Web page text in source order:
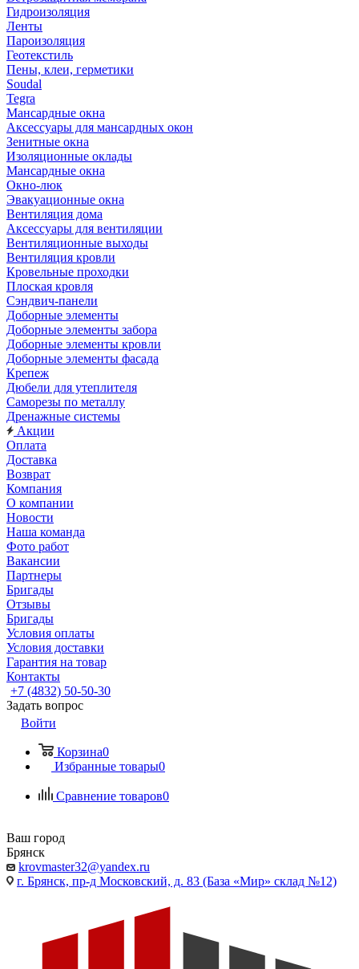
Гидроизоляция
Ленты
Пароизоляция
Геотекстиль
Пены, клеи, герметики
Soudal
Tegra
Мансардные окна
Аксессуары для мансардных окон
Зенитные окна
Изоляционные оклады
Мансардные окна
Окно-люк
Эвакуационные окна
Вентиляция дома
Аксессуары для вентиляции
Вентиляционные выходы
Вентиляция кровли
Кровельные проходки
Плоская кровля
Сэндвич-панели
Доборные элементы
Доборные элементы забора
Доборные элементы кровли
Доборные элементы фасада
Крепеж
Дюбели для утеплителя
Саморезы по металлу
Дренажные системы
Акции
Оплата
Доставка
Возврат
Компания
О компании
Новости
Наша команда
Фото работ
Вакансии
Партнеры
Бригады
Отзывы
Бригады
Условия оплаты
Условия доставки
Гарантия на товар
Контакты
+7 (4832) 50-50-30
Задать вопрос
Войти
Корзина0
Избранные товары0
Сравнение товаров0
Ваш город
Брянск
krovmaster32@yandex.ru
г. Брянск, пр-д Московский, д. 83 (База «Мир» склад №12)